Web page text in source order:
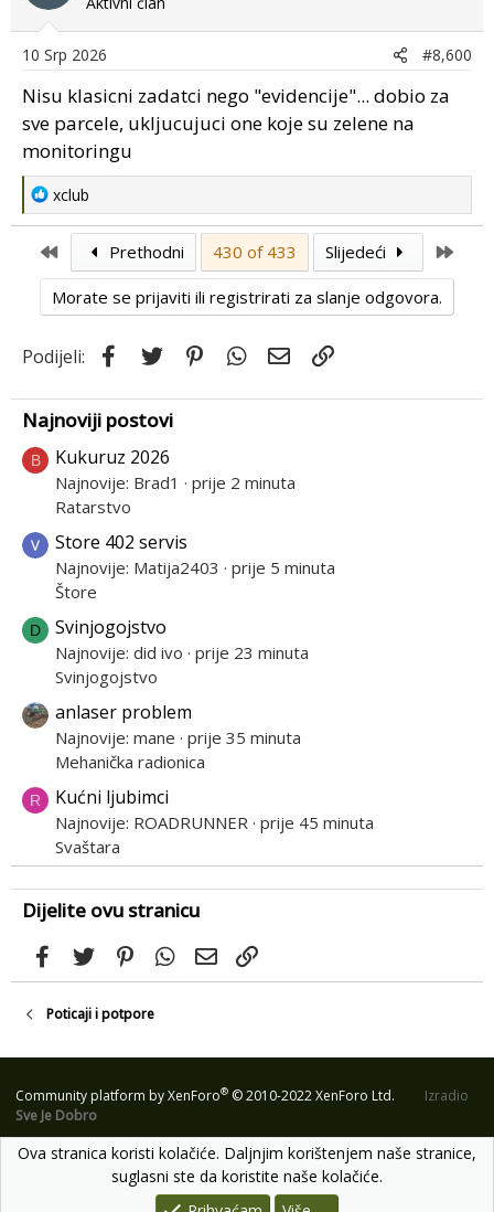
10 Srp 2026 #8,600
Nisu klasicni zadatci nego "evidencije"... dobio za
sve parcele, ukljucujuci one koje su zelene na
monitoringu
R
e
c
t
i
n
:
xclub
First Prethodni 430 of 433 Slijedeći
Morate se prijaviti ili registrirati za slanje odgovora.
Podijeli: Facebook
Twitter PinterestWhatsApp
Email
Najnoviji postovi
B Kukuruz 2026
Najnovije: Brad1
prije 2 minuta
Ratarstvo
Store 402 servis
Najnovije: Matija2403
prije 5 minuta
Štore
D Svinjogojstvo
Najnovije: did ivo prije 23 minuta
Svinjogojstvo
anlaser problem
Najnovije: mane prije 35 minuta
Mehanička radionica
R Kućni ljubimci
Najnovije: ROADRUNNER prije 45 minuta
Svaštara
Dijelite ovu stranicu
FacebookTwitterPinterestWhatsApp
Email
Poticaji i potpore
Community platform by XenForo® © 2010-2022 XenForo Ltd.
Izradio
Sve Je Dobro
Ova stranica koristi kolačiće. Daljnjim korištenjem naše stranice,
suglasni ste da koristite naše kolačiće.